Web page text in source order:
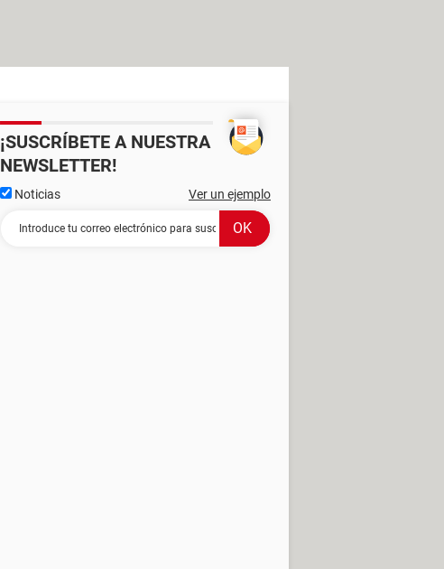
¡SUSCRÍBETE A NUESTRA
NEWSLETTER!
Noticias Ver un ejemplo